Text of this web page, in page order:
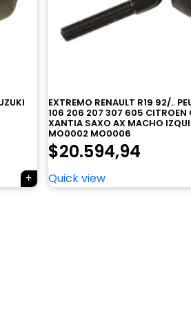
EXTREMO RENAULT R19 92/..
106 206 207 307 605 CITROEN
XANTIA SAXO AX MACHO
MO0002 MO0006
$20.594,94
Quick view